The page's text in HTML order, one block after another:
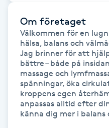
Hollywood Peel
Hot Stone Massage
Hot yoga
Om företaget
Välkommen för en
hälsa, balans och
Jag brinner för att
bättre – både på
massage och
spänningar, öka
kroppens egen
anpassas alltid efter
känna dig mer i balans